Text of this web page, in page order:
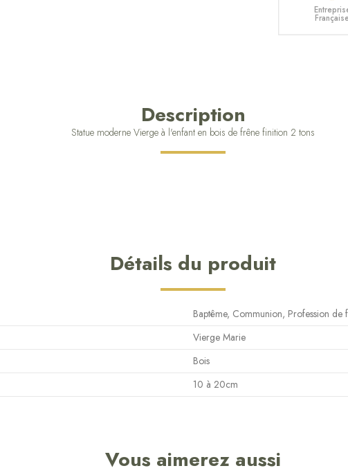
Description
Statue moderne Vierge à l'enfant en bois de frêne finition 2 tons
Détails du produit
Baptême, Communion, Profession de
Vierge Marie
Bois
10 à 20cm
Vous aimerez aussi